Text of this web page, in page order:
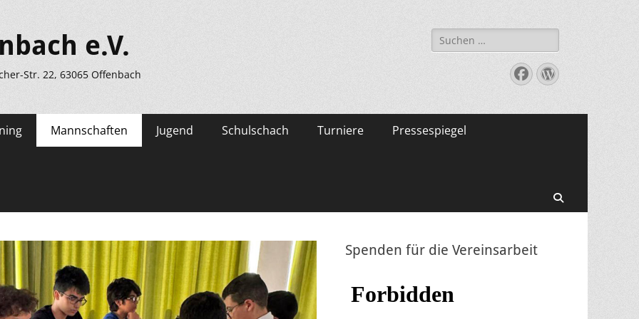
e.V.
Str. 22, 63065 Offenbach
Suche
nach:
Facebook
WordPress
Mannschaften Jugend Schulschach Turniere Pressespiegel
Spenden für die Vereinsarbeit